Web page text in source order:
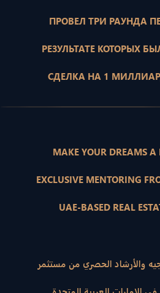
ПРОВЕЛ ТРИ РАУНДА
РЕЗУЛЬТАТЕ КОТОРЫХ
СДЕЛКА НА 1
MAKE YOUR DREAMS
EXCLUSIVE MENTORING
UAE-BASED REAL
والأرشاد الحصري من مستثمر